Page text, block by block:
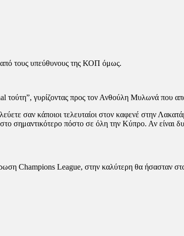
από τους υπεύθυνους της ΚΟΠ όμως.
τούτη”, γυρίζοντας προς τον Ανθούλη Μυλωνά που
σαν κάποιοι τελευταίοι στον καφενέ στην
σημαντικότερο πόστο σε όλη την Κύπρο. Αν είναι
Champions League, στην καλύτερη θα ήσασταν